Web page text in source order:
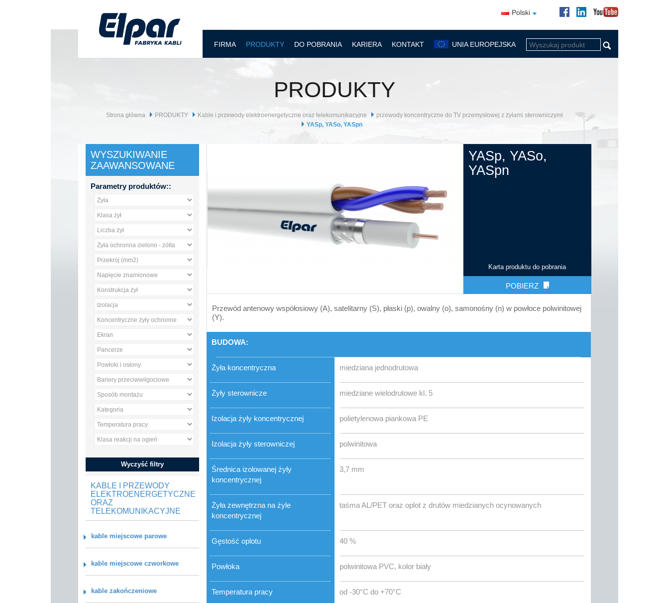
Polski
FIRMA PRODUKTY DO POBRANIA KARIERA KONTAKT UNIA EUROPEJSKA
PRODUKTY
Strona główna PRODUKTY Kable i przewody elektroenergetyczne oraz telekomunikacyjne
przewody koncentryczne do TV przemysłowej z żyłami sterowniczymi
YASp, YASo, YASpn
WYSZUKIWANIE
ZAAWANSOWANE
Parametry produktów::
Wyczyść filtry
KABLE I PRZEWODY
ELEKTROENERGETYCZNE
ORAZ
TELEKOMUNIKACYJNE
kable miejscowe parowe
kable miejscowe czworkowe
kable zakończeniowe
YASp, YASo,
YASpn
Karta produktu do pobrania
POBIERZ
Przewód antenowy współosiowy (A), satelitarny (S), płaski (p), owalny (o), samonośny (n) w powłoce polwinitowej
(Y).
BUDOWA:
Żyła koncentryczna miedziana jednodrutowa
Żyły sterownicze miedziane wielodrutowe kl. 5
Izolacja żyły koncentrycznej polietylenowa piankowa PE
Izolacja żyły sterowniczej polwinitowa
Średnica izolowanej żyły
koncentrycznej
3,7 mm
Żyła zewnętrzna na żyle
koncentrycznej
taśma AL/PET oraz oplot z drutów miedzianych ocynowanych
Gęstość oplotu 40 %
Powłoka polwinitowa PVC, kolor biały
Temperatura pracy od -30°C do +70°C